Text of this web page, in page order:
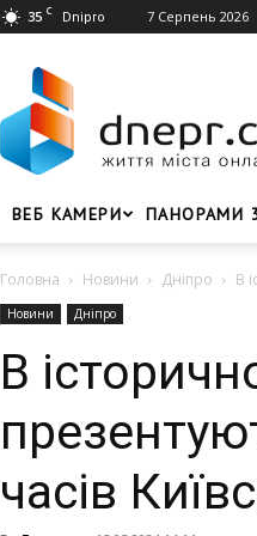
35 C Dnipro 7 Серпень 2026
Головний
портал
Дніпра
ВЕБ КАМЕРИ ПАНОРАМИ
Головна Новини Дніпро В
Новини Дніпро
В
часів